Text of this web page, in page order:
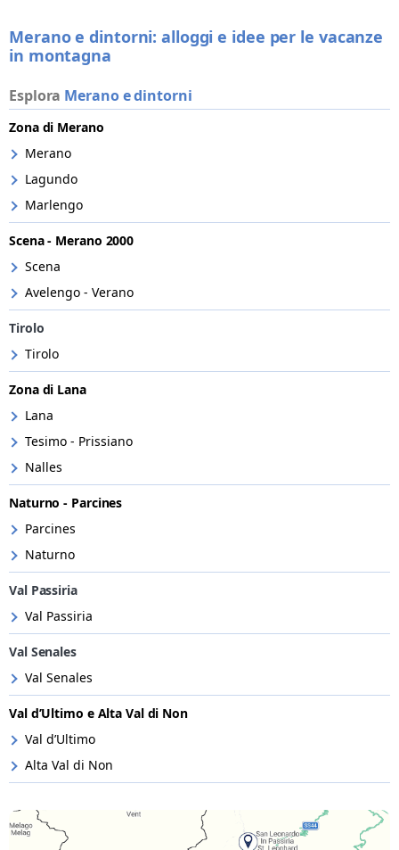
Merano e dintorni: alloggi e idee per le vacanze
in montagna
Esplora Merano e dintorni
Zona di Merano
Merano
Lagundo
Marlengo
Scena - Merano 2000
Scena
Avelengo - Verano
Tirolo
Tirolo
Zona di Lana
Lana
Tesimo - Prissiano
Nalles
Naturno - Parcines
Parcines
Naturno
Val Passiria
Val Passiria
Val Senales
Val Senales
Val d’Ultimo e Alta Val di Non
Val d’Ultimo
Alta Val di Non